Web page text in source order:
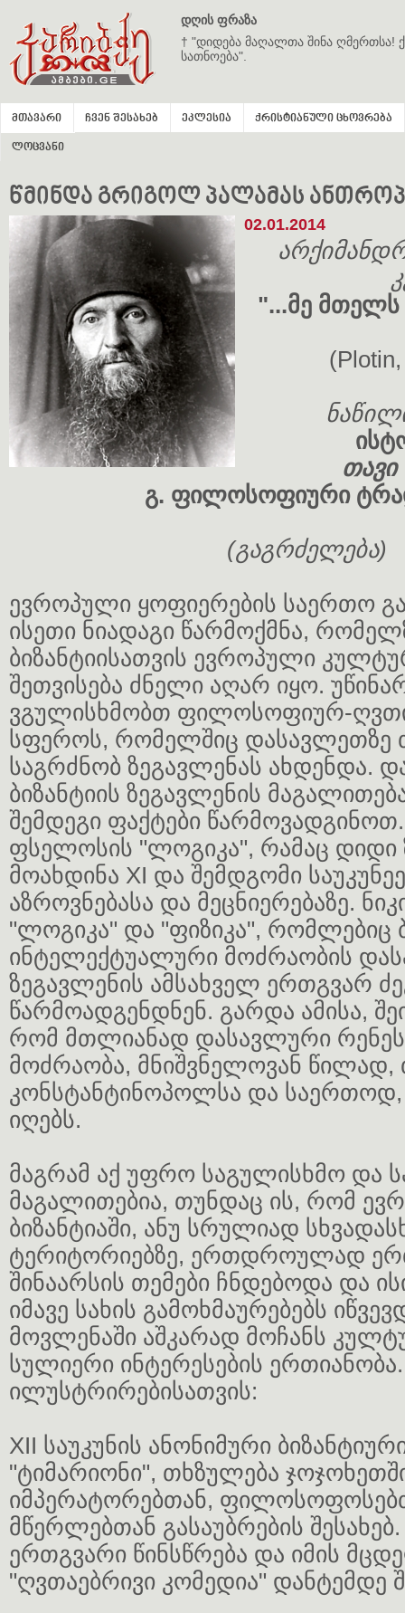
დღის ფრაზა
† "დიდება მაღალთა შინა ღმერთსა!
სათნოება".
მთავარი ჩვენ შესახებ ეკლესია ქრისტიანული ცხოვრება
ლოცვანი
წმინდა გრიგოლ პალამას
02.01.2014
"...მე მთელს
გ. ფილოსოფიური
(გაგრძელება)
ევროპული ყოფიერების საერთო
ისეთი ნიადაგი წარმოქმნა,
ბიზანტიისათვის ევროპული
შეთვისება ძნელი აღარ იყო.
ვგულისხმობთ ფილოსოფიურ-
სფეროს, რომელშიც დასავლეთზე
საგრძნობ ზეგავლენას ახდენდა.
ბიზანტიის ზეგავლენის
შემდეგი ფაქტები
ფსელოსის "ლოგიკა", რამაც დიდი
მოახდინა XI და შემდგომი
აზროვნებასა და მეცნიერებაზე.
"ლოგიკა" და "ფიზიკა", რომლებიც
ინტელექტუალური მოძრაობის
ზეგავლენის ამსახველ ერთგვარ
წარმოადგენდნენ. გარდა ამისა,
რომ მთლიანად დასავლური
მოძრაობა, მნიშვნელოვან წილად,
კონსტანტინოპოლსა და
იღებს.
მაგრამ აქ უფრო საგულისხმო და
მაგალითებია, თუნდაც ის, რომ
ბიზანტიაში, ანუ სრულიად
ტერიტორიებზე, ერთდროულად
შინაარსის თემები ჩნდებოდა და
იმავე სახის გამოხმაურებებს
მოვლენაში აშკარად მოჩანს
სულიერი ინტერესების ერთიანობა.
ილუსტრირებისათვის:
XII საუკუნის ანონიმური
"ტიმარიონი", თხზულება
იმპერატორებთან,
მწერლებთან გასაუბრების
ერთგვარი წინსწრება და იმის
"ღვთაებრივი კომედია" დანტემდე